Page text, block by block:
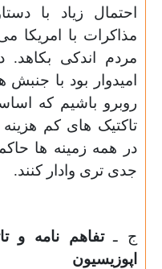
احتمال زیاد با
مذاکرات با امریکا
مردم اندکی
امیدوار بود با
روبرو باشیم که
تاکتیک های کم
در همه زمینه ها
جدی تری وادار کنند.
ج ـتفاهم نامه و
اپوزیسیون